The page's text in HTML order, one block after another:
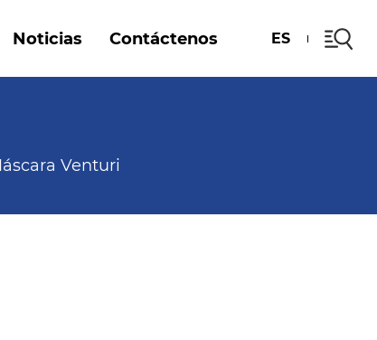
Noticias Contáctenos ES
Venturi